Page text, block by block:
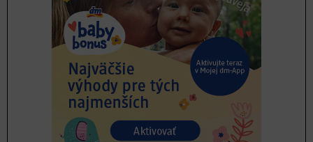
Sebastarostlivosť je veľmi individuálna, takže je dosť
ťažké odporučiť niečo, čo platí generálne. Pretože to, čo
jednému môže dodávať silu, to druhého oberá o
energiu. Niekto si dobíja baterky športom, iní sa radšej
ponoria so sveta maľovaniek pre dospelých a zabudnú
pritom na okolitý svet. Vcítiť sa do seba a vnímať, čo
sadne práve mne, je preto na ceste za vyššou úrovňou
sebastarostlivosti nesmierne dôležité. Pri tomto procese